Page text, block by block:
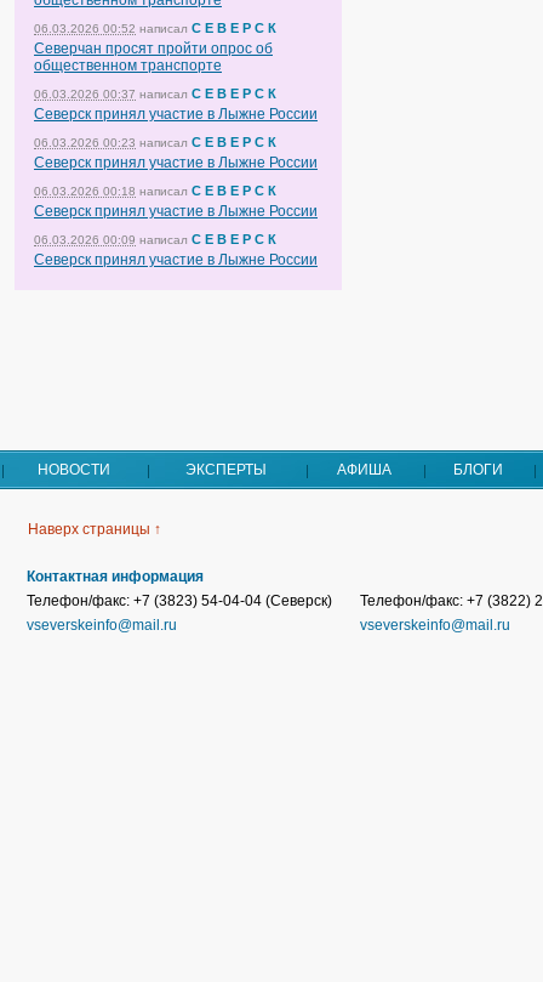
06.03.2026 00:52 написал С Е В Е Р С К
Северчан просят пройти опрос об
общественном транспорте
06.03.2026 00:37 написал С Е В Е Р С К
Северск принял участие в Лыжне России
06.03.2026 00:23 написал С Е В Е Р С К
Северск принял участие в Лыжне России
06.03.2026 00:18 написал С Е В Е Р С К
Северск принял участие в Лыжне России
06.03.2026 00:09 написал С Е В Е Р С К
Северск принял участие в Лыжне России
НОВОСТИ ЭКСПЕРТЫ АФИША БЛОГИ
Наверх страницы ↑
Контактная информация
Телефон/факс: +7 (3823) 54-04-04 (Северск)
vseverskeinfo@mail.ru
Телефон/факс: +7 (3822)
vseverskeinfo@mail.ru